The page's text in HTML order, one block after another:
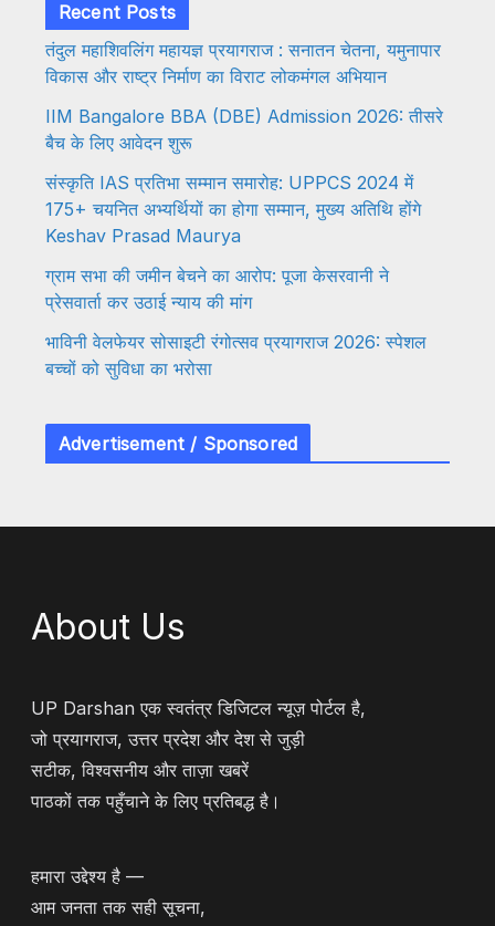
Recent Posts
तंदुल महाशिवलिंग महायज्ञ प्रयागराज : सनातन चेतना, यमुनापार
विकास और राष्ट्र निर्माण का विराट लोकमंगल अभियान
IIM Bangalore BBA (DBE) Admission 2026: तीसरे
बैच के लिए आवेदन शुरू
संस्कृति IAS प्रतिभा सम्मान समारोह: UPPCS 2024 में
175+ चयनित अभ्यर्थियों का होगा सम्मान, मुख्य अतिथि होंगे
Keshav Prasad Maurya
ग्राम सभा की जमीन बेचने का आरोप: पूजा केसरवानी ने
प्रेसवार्ता कर उठाई न्याय की मांग
भाविनी वेलफेयर सोसाइटी रंगोत्सव प्रयागराज 2026: स्पेशल
बच्चों को सुविधा का भरोसा
Advertisement / Sponsored
About Us
UP Darshan एक स्वतंत्र डिजिटल न्यूज़ पोर्टल है,
जो प्रयागराज, उत्तर प्रदेश और देश से जुड़ी
सटीक, विश्वसनीय और ताज़ा खबरें
पाठकों तक पहुँचाने के लिए प्रतिबद्ध है।
हमारा उद्देश्य है —
आम जनता तक सही सूचना,